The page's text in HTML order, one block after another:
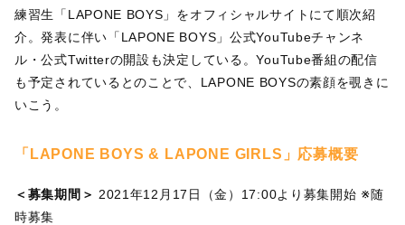
練習生「LAPONE BOYS」をオフィシャルサイトにて順次紹
介。発表に伴い「LAPONE BOYS」公式YouTubeチャンネ
ル・公式Twitterの開設も決定している。YouTube番組の配信
も予定されているとのことで、LAPONE BOYSの素顔を覗きに
いこう。
「LAPONE BOYS & LAPONE GIRLS」応募概要
＜募集期間＞ 2021年12月17日（金）17:00より募集開始 ※随
時募集